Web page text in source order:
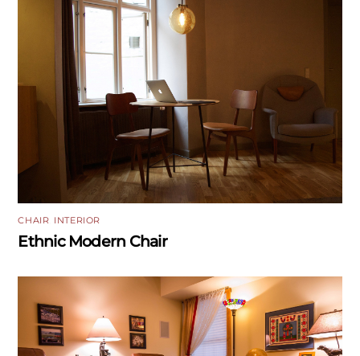
CHAIR INTERIOR
Ethnic Modern Chair